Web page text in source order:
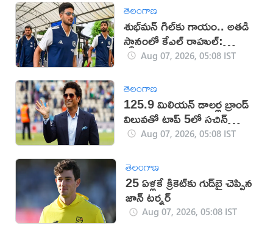
తెలంగాణ
శుభ్‌మన్‌ గిల్‌కు గాయం.. అతడి
స్థానంలో కేఎల్ రాహుల్:
బీసీసీఐAug 07, 2026, 05:08 IST
తెలంగాణ
125.9 మిలియన్ డాలర్ల బ్రాండ్
విలువతో టాప్ 5లో సచిన్
టెండూల్కర్
Aug 07, 2026, 05:08 IST
తెలంగాణ
25 ఏళ్లకే క్రికెట్‌కు గుడ్‌బై చెప్పిన
జాన్ టర్నర్
Aug 07, 2026, 05:08 IST